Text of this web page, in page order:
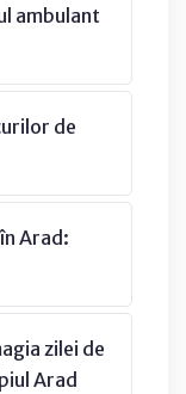
ambulant
de
Arad:
zilei de
Arad